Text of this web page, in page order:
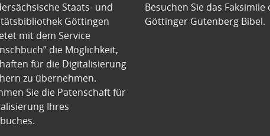
Staats- und
Göttingen
mit dem Service
die Möglichkeit,
für die Digitalisierung
zu übernehmen.
Sie die Patenschaft für
Ihres
Besuchen Sie das Faksimile
Göttinger Gutenberg Bibel.